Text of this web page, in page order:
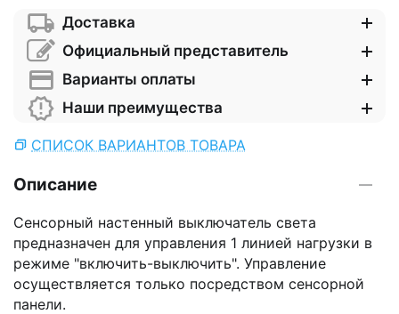
Доставка
Официальный представитель
Варианты оплаты
Наши преимущества
СПИСОК ВАРИАНТОВ ТОВАРА
Описание
Сенсорный настенный выключатель света
предназначен для управления 1 линией нагрузки в
режиме "включить-выключить". Управление
осуществляется только посредством сенсорной
панели.